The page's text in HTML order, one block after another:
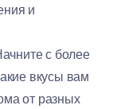
и
с более
вкусы вам
от разных